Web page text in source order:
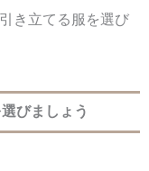
き立てる服を選び
びましょう